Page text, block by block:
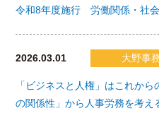
令和8年度施行 労働関係・社
2026.03.01 大野事
「ビジネスと人権」はこれか
の関係性」から人事労務を考え